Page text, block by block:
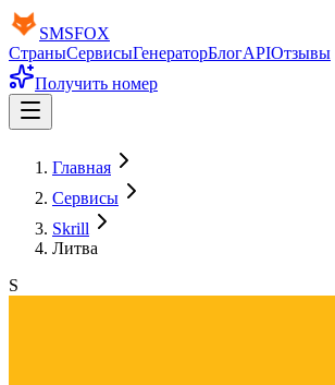
SMSFOX
СтраныСервисыГенераторБлогAPIОтзывы
Получить номер
Главная
Сервисы
Skrill
Литва
S